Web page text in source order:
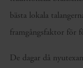
bästa lokala
framgångsfaktor för
De dagar då